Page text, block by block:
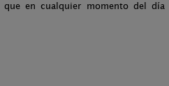
en cualquier momento del día